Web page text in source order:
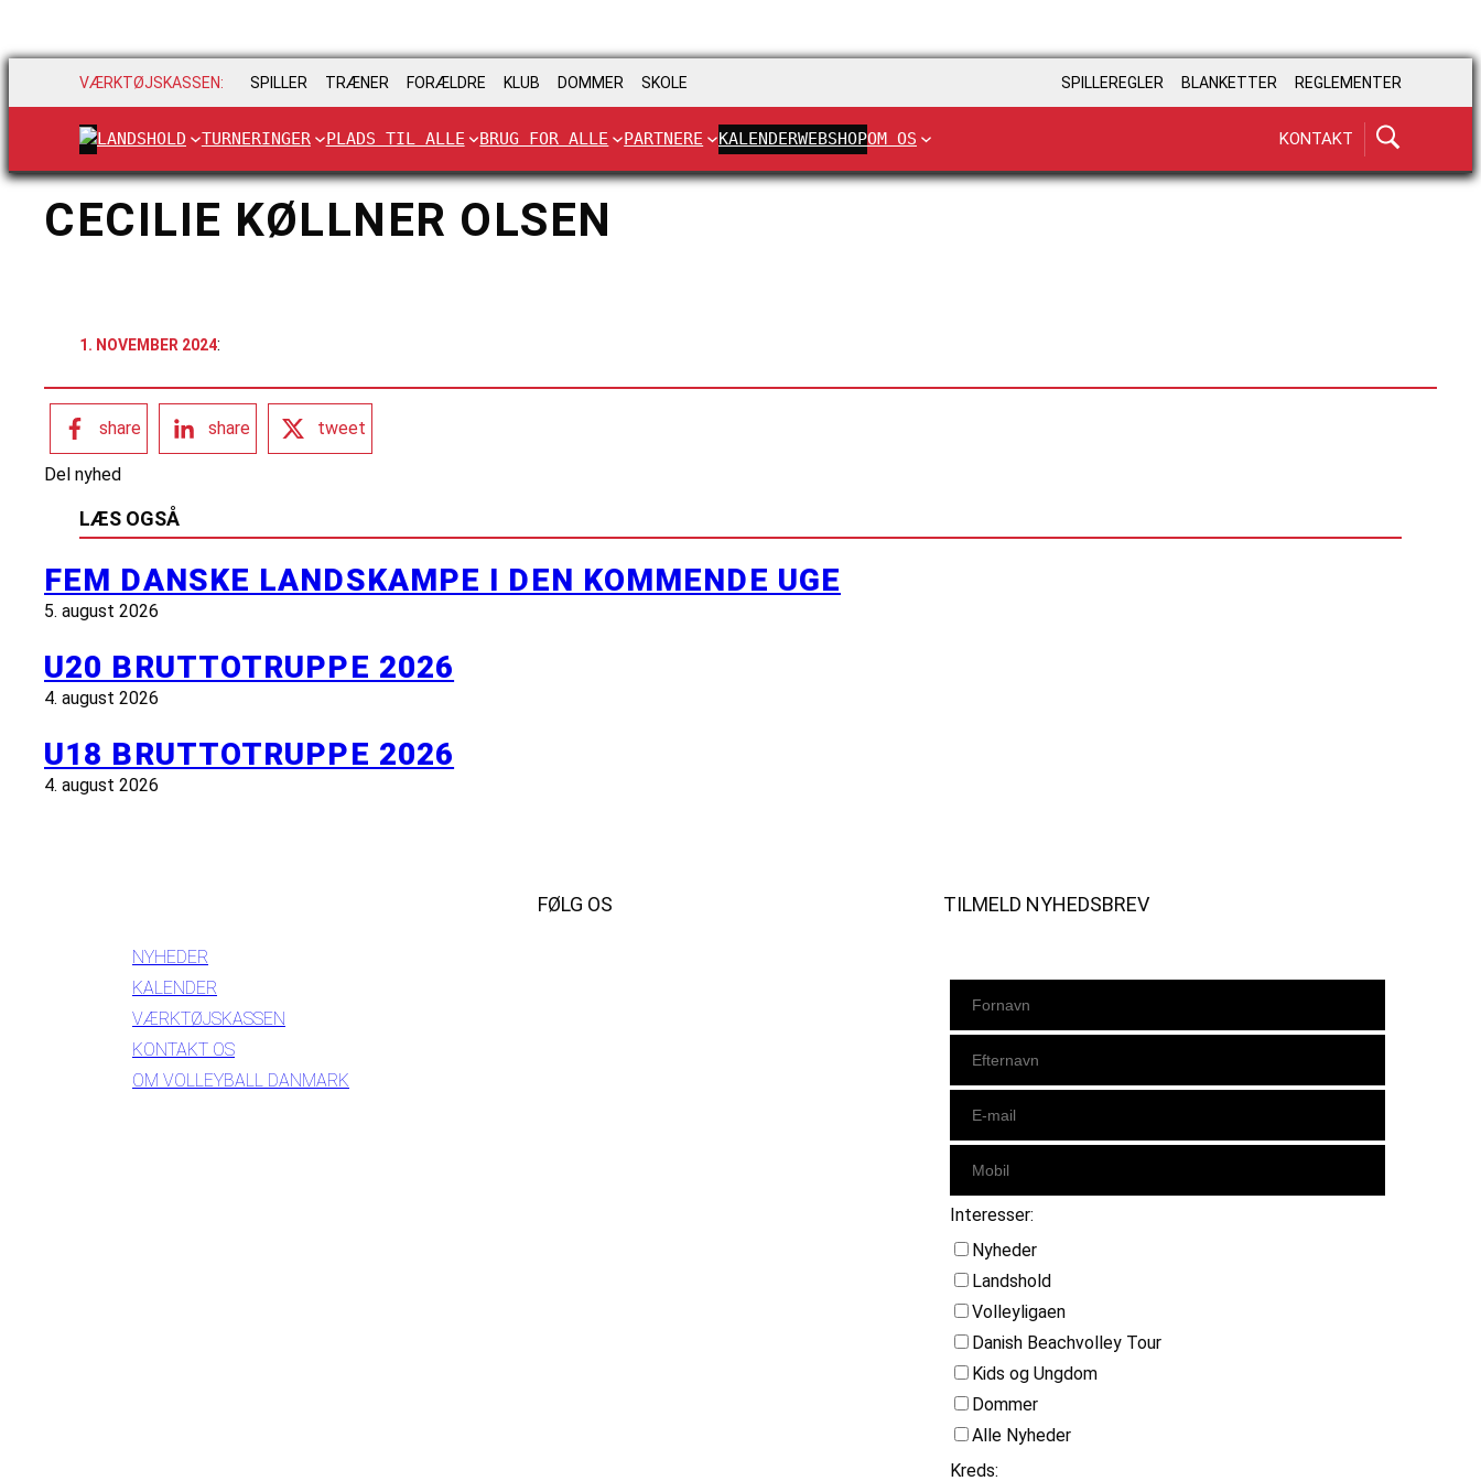
VÆRKTØJSKASSEN: SPILLER TRÆNER FORÆLDRE KLUB DOMMER SKOLE SPILLEREGLER BLANKETTER REGLEMENTER
LANDSHOLD TURNERINGER PLADS TIL ALLE BRUG FOR ALLE PARTNERE KALENDERWEBSHOPOM OS KONTAKT
CECILIE KØLLNER OLSEN
1. NOVEMBER 2024:
share share tweet
Del nyhed
LÆS OGSÅ
FEM DANSKE LANDSKAMPE I DEN KOMMENDE UGE
5. august 2026
U20 BRUTTOTRUPPE 2026
4. august 2026
U18 BRUTTOTRUPPE 2026
4. august 2026
NYHEDER
KALENDER
VÆRKTØJSKASSEN
KONTAKT OS
OM VOLLEYBALL DANMARK
FØLG OS TILMELD NYHEDSBREV
Interesser:
Nyheder
Landshold
Volleyligaen
Danish Beachvolley Tour
Kids og Ungdom
Dommer
Alle Nyheder
Kreds: